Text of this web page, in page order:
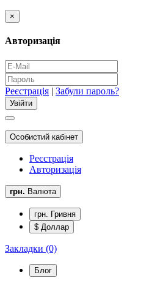
×
Авторизація
Реєстрація | Забули пароль?
Особистий кабінет
Реєстрація
Авторизація
грн. Валюта
грн. Гривня
$ Доллар
Закладки (0)
Блог